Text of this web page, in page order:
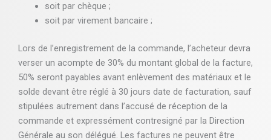
soit par chèque ;
soit par virement bancaire ;
Lors de l’enregistrement de la commande, l’acheteur devra
verser un acompte de 30% du montant global de la facture,
50% seront payables avant enlèvement des matériaux et le
solde devant être réglé à 30 jours date de facturation, sauf
stipulées autrement dans l’accusé de réception de la
commande et expressément contresigné par la Direction
Générale au son délégué. Les factures ne peuvent être